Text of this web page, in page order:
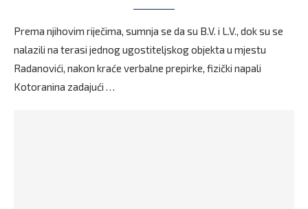
Prema njihovim riječima, sumnja se da su B.V. i L.V., dok su se
nalazili na terasi jednog ugostiteljskog objekta u mjestu
Radanovići, nakon kraće verbalne prepirke, fizički napali
Kotoranina zadajući …